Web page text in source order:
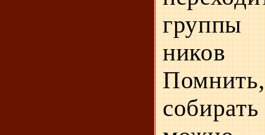
группы
ников